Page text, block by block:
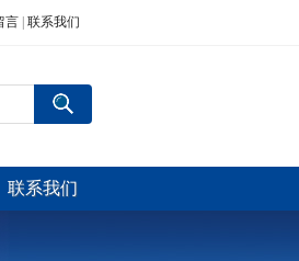
言 联系我们
联系我们